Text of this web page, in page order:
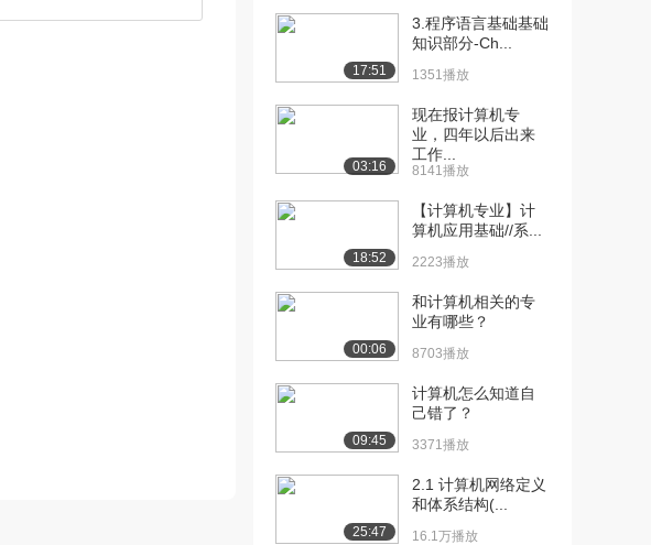
17:51
3.程序语言基础基础
知识部分-Ch...
1351播放
03:16
现在报计算机专
业，四年以后出来
工作...
8141播放
18:52
【计算机专业】计
算机应用基础//系...
2223播放
00:06
和计算机相关的专
业有哪些？
8703播放
09:45
计算机怎么知道自
己错了？
3371播放
25:47
2.1 计算机网络定义
和体系结构(...
16.1万播放